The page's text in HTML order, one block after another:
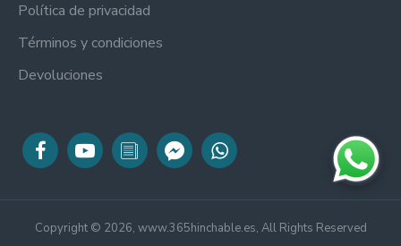
Política de privacidad
Términos y condiciones
Devoluciones
Copyright © 2026, www.365hinchable.es, All Rights Reserved